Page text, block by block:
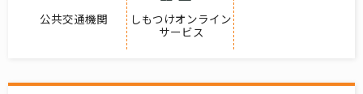
公共交通機関
しもつけオンライン
サービス